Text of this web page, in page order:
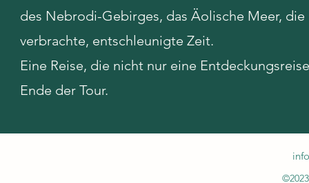
des Nebrodi-Gebirges, das Äolische Meer,
verbrachte, entschleunigte Zeit.
Eine Reise, die nicht nur eine
Ende der Tour.